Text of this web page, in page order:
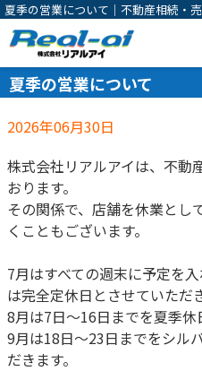
夏季の営業について｜不動産相続・
入・相続対策・有効活用のご相談は
夏季の営業について
2026年06月30日
株式会社リアルアイは、不動
おります。
その関係で、店舗を休業とし
くこともございます。
7月はすべての週末に予定を
は完全定休日とさせていただ
8月は7日～16日までを夏季休
9月は18日～23日までをシル
だきます。